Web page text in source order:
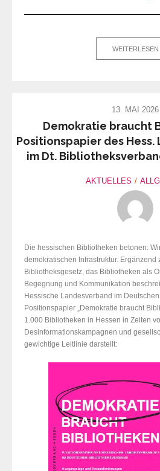
WEITERLESEN
13. MAI 2026
Demokratie braucht
Positionspapier des
im Dt.
AKTUELLES
Die hessischen Bibliotheken betonen:
demokratischen Infrastruktur. Ergänzend
Bibliotheksgesetz, das Bibliotheken als
Begegnung und Kommunikation
Hessische Landesverband im
Positionspapier „Demokratie braucht
1.000 Bibliotheken in Hessen in Zeiten
Desinformationskampagnen und
gewichtige Leitlinie darstellt: